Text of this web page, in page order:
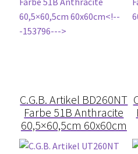
Fliesenherstellung
Fuge
Fugenbänder
C.G.B. Artikel BD260NT
Farbe 51B Anthracite
60,5×60,5cm 60x60cm